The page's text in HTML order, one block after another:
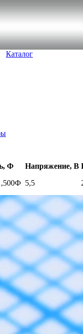
Каталог
Ф Напряжение, В
5,5